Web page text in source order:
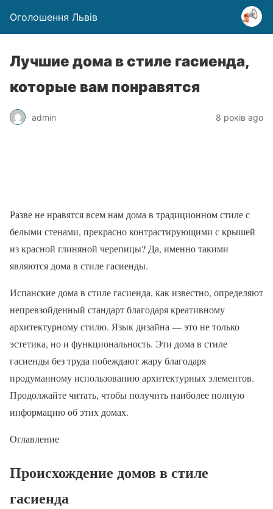
Оголошення Львів
Лучшие дома в стиле гасиенда,
которые вам понравятся
admin 8 років ago
Разве не нравятся всем нам дома в традиционном стиле с
белыми стенами, прекрасно контрастирующими с крышей
из красной глиняной черепицы? Да, именно такими
являются дома в стиле гасиенды.
Испанские дома в стиле гасиенда, как известно, определяют
непревзойденный стандарт благодаря креативному
архитектурному стилю. Язык дизайна — это не только
эстетика, но и функциональность. Эти дома в стиле
гасиенды без труда побеждают жару благодаря
продуманному использованию архитектурных элементов.
Продолжайте читать, чтобы получить наиболее полную
информацию об этих домах.
Оглавление
Происхождение домов в стиле
гасиенда